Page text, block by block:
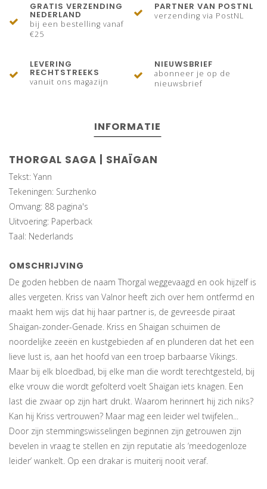
GRATIS VERZENDING
NEDERLAND
bij een bestelling vanaf
€25
PARTNER VAN POSTNL
verzending via PostNL
LEVERING
RECHTSTREEKS
vanuit ons magazijn
NIEUWSBRIEF
abonneer je op de
nieuwsbrief
INFORMATIE
THORGAL SAGA | SHAÏGAN
Tekst: Yann
Tekeningen: Surzhenko
Omvang: 88 pagina's
Uitvoering: Paperback
Taal: Nederlands
OMSCHRIJVING
De goden hebben de naam Thorgal weggevaagd en ook hijzelf is
alles vergeten. Kriss van Valnor heeft zich over hem ontfermd en
maakt hem wijs dat hij haar partner is, de gevreesde piraat
Shaïgan-zonder-Genade. Kriss en Shaigan schuimen de
noordelijke zeeën en kustgebieden af en plunderen dat het een
lieve lust is, aan het hoofd van een troep barbaarse Vikings.
Maar bij elk bloedbad, bij elke man die wordt terechtgesteld, bij
elke vrouw die wordt gefolterd voelt Shaïgan iets knagen. Een
last die zwaar op zijn hart drukt. Waarom herinnert hij zich niks?
Kan hij Kriss vertrouwen? Maar mag een leider wel twijfelen...
Door zijn stemmingswisselingen beginnen zijn getrouwen zijn
bevelen in vraag te stellen en zijn reputatie als ‘meedogenloze
leider’ wankelt. Op een drakar is muiterij nooit veraf.